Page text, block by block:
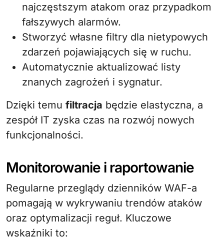
najczęstszym atakom oraz przypadkom
fałszywych alarmów.
Stworzyć własne filtry dla nietypowych
zdarzeń pojawiających się w ruchu.
Automatycznie aktualizować listy
znanych zagrożeń i sygnatur.
Dzięki temu filtracja będzie elastyczna, a
zespół IT zyska czas na rozwój nowych
funkcjonalności.
Monitorowanie i raportowanie
Regularne przeglądy dzienników WAF-a
pomagają w wykrywaniu trendów ataków
oraz optymalizacji reguł. Kluczowe
wskaźniki to: